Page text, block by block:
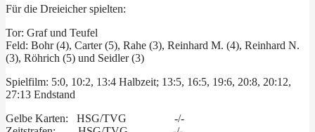
Für die Dreieicher spielten:
Tor: Graf und Teufel
Feld: Bohr (4), Carter (5), Rahe (3), Reinhard M. (4), Reinhard N.
(3), Röhrich (5) und Seidler (3)
Spielfilm: 5:0, 10:2, 13:4 Halbzeit; 13:5, 16:5, 19:6, 20:8, 20:12,
27:13 Endstand
Gelbe Karten: HSG/TVG -/-